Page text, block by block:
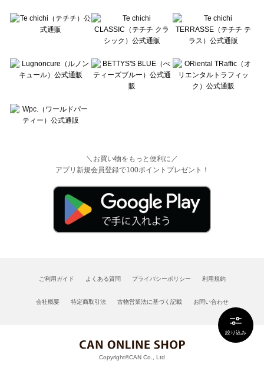
絞り込み
＼お買い物をもっと便利に／
アプリ新規会員登録で100ポイントプレゼント！
ご利用ガイド よくある質問 プライバシーポリシー 利用規約
会社概要 特定商取引法 古物営業法に基づく記載 お問い合わせ
Copyright©CAN Co., Ltd